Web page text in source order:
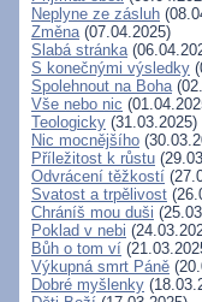
Neplyne ze zásluh
Změna(07.04.2025)
Slabá stránka
S konečnými výsledky
Spolehnout na Boha
Vše nebo nic
Teologicky (31.03.2025)
Nic mocnějšího
Příležitost k růstu
Odvrácení těžkostí
Svatost a trpělivost
Chráníš mou duši
Poklad v nebi
Bůh o tom ví
Výkupná smrt Páně
Dobré myšlenky